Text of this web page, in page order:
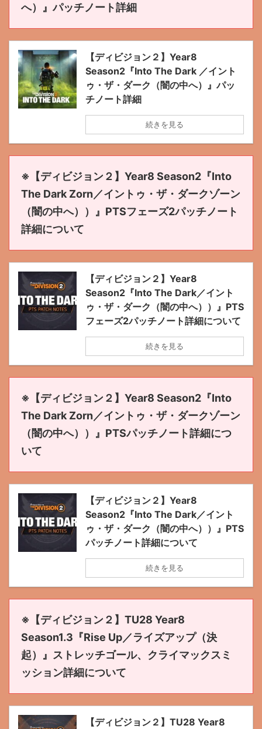
へ）』パッチノート詳細
【ディビジョン２】Year8
Season2『Into The Dark ／イント
ゥ・ザ・ダーク（闇の中へ）』パッ
チノート詳細
続きを見る
※【ディビジョン２】Year8 Season2『Into
The Dark Zorn／イントゥ・ザ・ダークゾーン
（闇の中へ））』PTSフェーズ2パッチノート
詳細について
【ディビジョン２】Year8
Season2『Into The Dark／イント
ゥ・ザ・ダーク（闇の中へ））』PTS
フェーズ2パッチノート詳細について
続きを見る
※【ディビジョン２】Year8 Season2『Into
The Dark Zorn／イントゥ・ザ・ダークゾーン
（闇の中へ））』PTSパッチノート詳細につ
いて
【ディビジョン２】Year8
Season2『Into The Dark／イント
ゥ・ザ・ダーク（闇の中へ））』PTS
パッチノート詳細について
続きを見る
※【ディビジョン２】TU28 Year8
Season1.3『Rise Up／ライズアップ（決
起）』ストレッチゴール、クライマックスミ
ッション詳細について
【ディビジョン２】TU28 Year8